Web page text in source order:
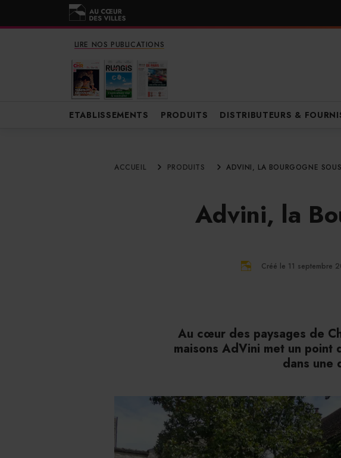
LIRE NOS PUBLICATIONS
ETABLISSEMENTS PRODUITS DISTRIBUTEURS &
ACCUEIL PRODUITS ADVINI, LA BOURGOGNE
Advini, la
Créé le 11 septembre
Au cœur des paysages de
maisons AdVini met un point
dans une